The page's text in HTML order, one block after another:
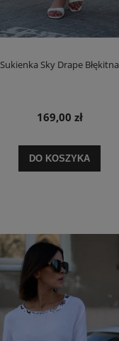
Sukienka Sky Drape Błękitna
169,00 zł
DO KOSZYKA